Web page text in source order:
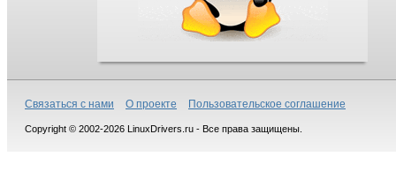
Связаться с нами О проекте Пользовательское соглашение
Copyright © 2002-2026 LinuxDrivers.ru - Все права защищены.